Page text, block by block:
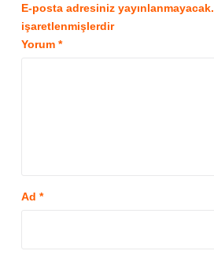
E-posta adresiniz yayınlanmayacak.
işaretlenmişlerdir
Yorum *
Ad *